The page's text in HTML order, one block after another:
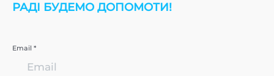
РАДІ БУДЕМО ДОПОМОТИ!
Email *